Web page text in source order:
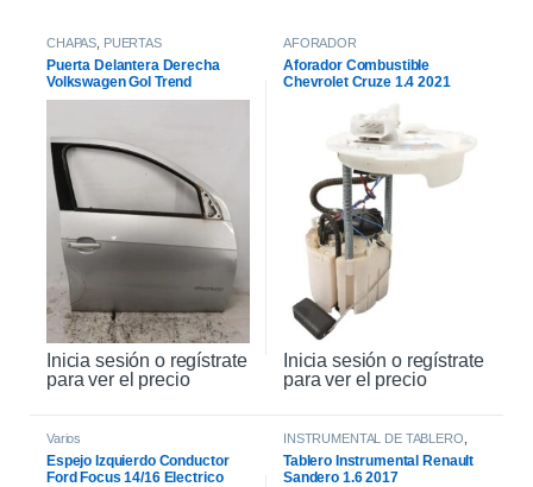
CHAPAS PUERTAS
Puerta Delantera Derecha
Volkswagen Gol Trend
Sportline 2017
Inicia sesión o regístrate
para ver el precio
AFORADOR
Aforador Combustible
Chevrolet Cruze 1.4 2021
Inicia sesión o regístrate
para ver el precio
Varios
Espejo Izquierdo Conductor
Ford Focus 14/16 Electrico
INSTRUMENTAL DE TABLERO
Tablero Instrumental Renault
Sandero 1.6 2017